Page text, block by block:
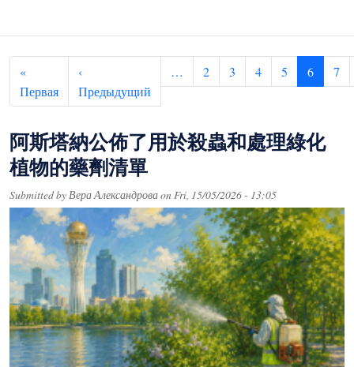
Pagination
«
ПерваяFirst page
‹
Предыдущий Previous page
… 2 3 4 5 6 7
阿斯塔納公佈了用於殺蟲和處理綠化
植物的藥劑清單
Submitted byВера АлександроваonFri, 15/05/2026 - 13:05